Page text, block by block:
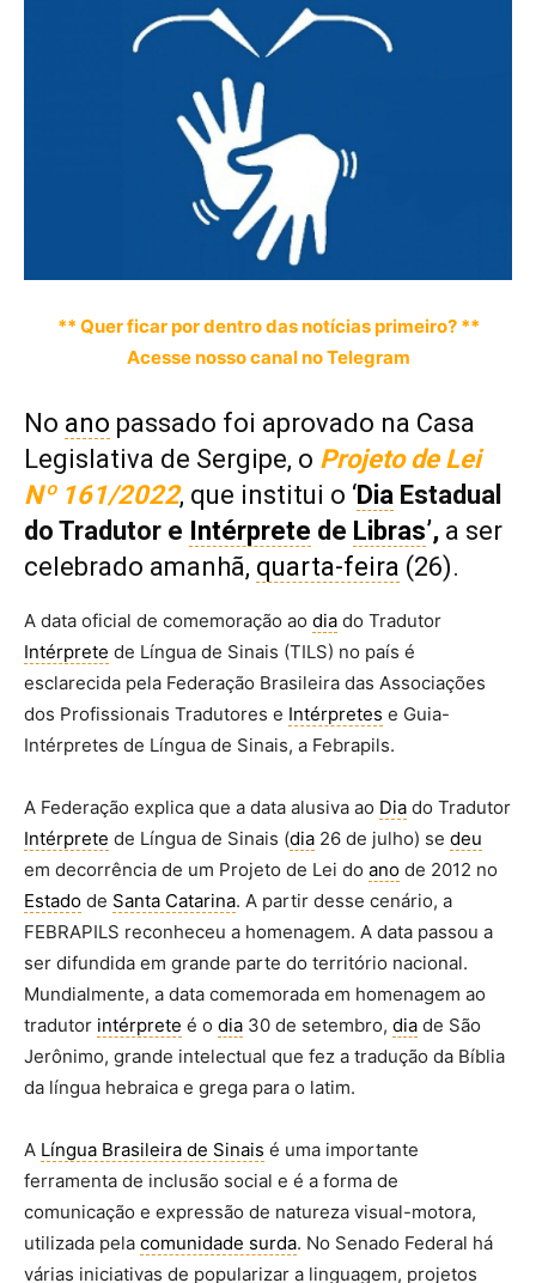
** Quer ficar por dentro das notícias primeiro? **
Acesse nosso canal no Telegram
No ano passado foi aprovado na Casa
Legislativa de Sergipe, o Projeto de Lei
Nº 161/2022, que institui o ‘Dia Estadual
do Tradutor e Intérprete de Libras’, a ser
celebrado amanhã, quarta-feira (26).
A data oficial de comemoração ao dia do Tradutor
Intérprete de Língua de Sinais (TILS) no país é
esclarecida pela Federação Brasileira das Associações
dos Profissionais Tradutores e Intérpretes e Guia-
Intérpretes de Língua de Sinais, a Febrapils.
A Federação explica que a data alusiva ao Dia do Tradutor
Intérprete de Língua de Sinais (dia 26 de julho) se deu
em decorrência de um Projeto de Lei do ano de 2012 no
Estado de Santa Catarina. A partir desse cenário, a
FEBRAPILS reconheceu a homenagem. A data passou a
ser difundida em grande parte do território nacional.
Mundialmente, a data comemorada em homenagem ao
tradutor intérprete é o dia 30 de setembro, dia de São
Jerônimo, grande intelectual que fez a tradução da Bíblia
da língua hebraica e grega para o latim.
A Língua Brasileira de Sinais é uma importante
ferramenta de inclusão social e é a forma de
comunicação e expressão de natureza visual-motora,
utilizada pela comunidade surda. No Senado Federal há
várias iniciativas de popularizar a linguagem, projetos